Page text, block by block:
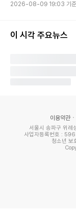
2026-08-09 19:03 기준
이 시각 주요뉴스
이용약관
서울시 송파구 위례
사업자등록번호 :
청소년 보